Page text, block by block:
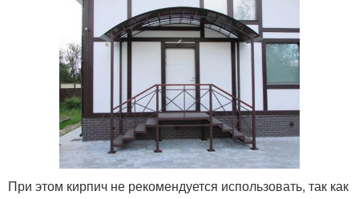
При этом кирпич не рекомендуется использовать, так как